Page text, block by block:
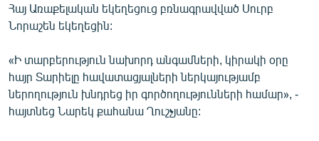
Հայ Առաքելական եկեղեցուց բռնագրավված Սուրբ
Նորաշեն եկեղեցին:
«Ի տարբերություն նախորդ անգամների, կիրակի օրը
հայր Տարիելը հավատացյալների ներկայությամբ
ներողություն խնդրեց իր գործողությունների համար», -
հայտնեց Նարեկ քահանա Ղուշչյանը: